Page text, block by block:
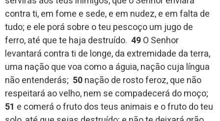
contra ti, em fome e sede, e em nudez, e em falta de
tudo; e ele porá sobre o teu pescoço um jugo de
ferro, até que te haja destruído. 49O Senhor
levantará contra ti de longe, da extremidade da terra,
uma nação que voa como a águia, nação cuja língua
não entenderás; 50nação de rosto feroz, que não
respeitará ao velho, nem se compadecerá do moço;
51 e comerá o fruto dos teus animais e o fruto do teu